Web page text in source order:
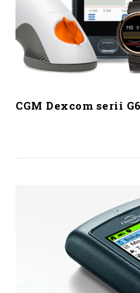
CGM Dexcom serii